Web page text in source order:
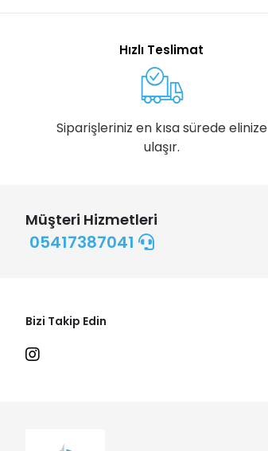
Hızlı Teslimat
Siparişleriniz en kısa sürede elinize
ulaşır.
Müşteri Hizmetleri
05417387041
Bizi Takip Edin